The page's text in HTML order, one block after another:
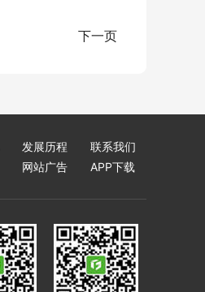
下一页
发展历程
联系我们
网站广告 APP下载